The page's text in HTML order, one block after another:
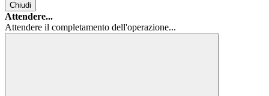
Chiudi
Attendere...
Attendere il completamento dell'operazione...